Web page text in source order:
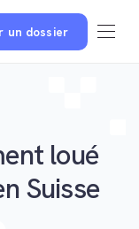
un dossier
loué
Suisse